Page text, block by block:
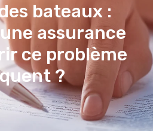
bateaux :
assurance
ce problème
?